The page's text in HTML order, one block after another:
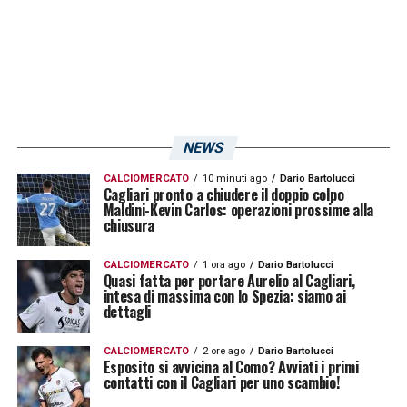
percorso portato avanti da colleghi
altrettanto giovani, vediChivuall’Inter,
Cuestaal Parma eFabregasal Como.
Anche in questo caso il grande senso della
responsabilità di Pisacane è filtrato grazie
alle sue parole, infatti ha più volte espresso il
concetto per cui tanto lui quanto i suoi
giovani colleghi hanno la responsabilità di
non sbagliare per poter portare a un cambio
NEWS
CALCIOMERCATO 10 minuti ago Dario Bartolucci
Cagliari pronto a chiudere il doppio colpo
Maldini-Kevin Carlos: operazioni prossime alla
chiusura
CALCIOMERCATO 1 ora ago Dario Bartolucci
Quasi fatta per portare Aurelio al Cagliari,
intesa di massima con lo Spezia: siamo ai
dettagli
CALCIOMERCATO 2 ore ago Dario Bartolucci
Esposito si avvicina al Como? Avviati i primi
contatti con il Cagliari per uno scambio!